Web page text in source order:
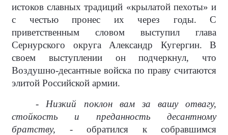
истоков славных традиций «крылатой пехоты» и
с честью пронес их через годы. С
приветственным словом выступил глава
Сернурского округа Александр Кугергин. В
своем выступлении он подчеркнул, что
Воздушно-десантные войска по праву считаются
элитой Российской армии.
- Низкий поклон вам за вашу отвагу,
стойкость и преданность десантному
братству, -обратился к собравшимся